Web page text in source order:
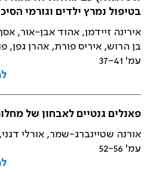
בטיפול נמרץ ילדים וגורמי
אירינה זיידמן, אהוד אבן-אור,
בן הרוש, איריס פורת, אהרן גפן,
עמ' 37-41
פאנלים גנטיים לאבחון של
אורנה שטיינברג-שמר, אורלי
עמ' 52-56